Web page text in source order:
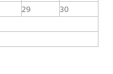
29
30